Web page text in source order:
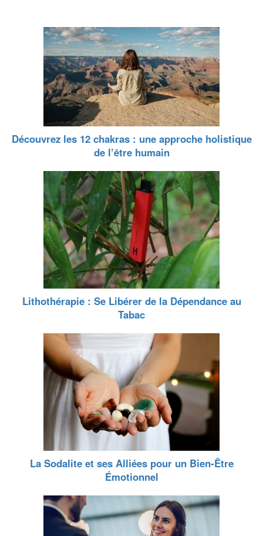
Découvrez les 12 chakras : une approche holistique
de l’être humain
Lithothérapie : Se Libérer de la Dépendance au
Tabac
La Sodalite et ses Alliées pour un Bien-Être
Émotionnel